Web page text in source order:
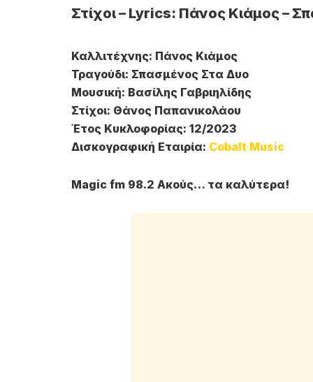
Στίχοι – Lyrics: Πάνος Κιάμος –
Καλλιτέχνης: Πάνος Κιάμος
Τραγούδι: Σπασμένος Στα Δυο
Μουσική: Βασίλης Γαβριηλίδης
Στίχοι: Θάνος Παπανικολάου
Έτος Κυκλοφορίας: 12/2023
Δισκογραφική Εταιρία: Cobalt Music
Magic fm 98.2 Ακούς… τα καλύτερα!